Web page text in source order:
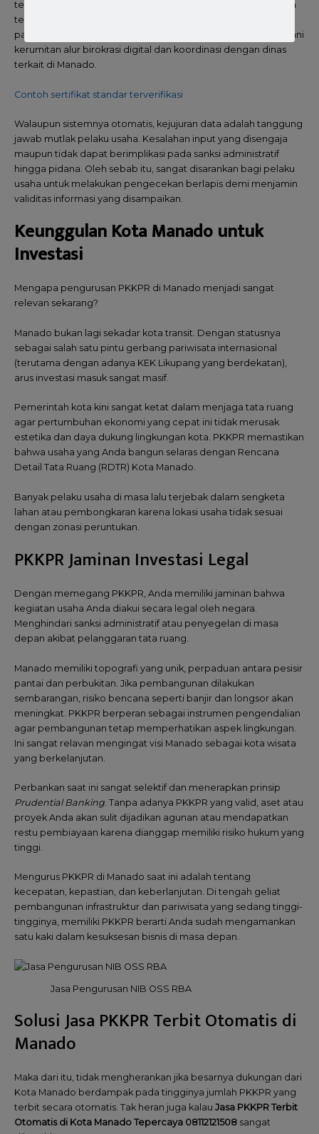
terutama jika muncul notifikasi kesalahan sistem atau kendala
teknis lainnya. Dengan jasa pendampingan, Anda bisa fokus
pada pengembangan bisnis sementara tenaga ahli menangani
kerumitan alur birokrasi digital dan koordinasi dengan dinas
terkait di Manado.
Contoh sertifikat standar terverifikasi
Walaupun sistemnya otomatis, kejujuran data adalah tanggung
jawab mutlak pelaku usaha. Kesalahan input yang disengaja
maupun tidak dapat berimplikasi pada sanksi administratif
hingga pidana. Oleh sebab itu, sangat disarankan bagi pelaku
usaha untuk melakukan pengecekan berlapis demi menjamin
validitas informasi yang disampaikan.
Keunggulan Kota Manado untuk
Investasi
Mengapa pengurusan PKKPR di Manado menjadi sangat
relevan sekarang?
Manado bukan lagi sekadar kota transit. Dengan statusnya
sebagai salah satu pintu gerbang pariwisata internasional
(terutama dengan adanya KEK Likupang yang berdekatan),
arus investasi masuk sangat masif.
Pemerintah kota kini sangat ketat dalam menjaga tata ruang
agar pertumbuhan ekonomi yang cepat ini tidak merusak
estetika dan daya dukung lingkungan kota. PKKPR memastikan
bahwa usaha yang Anda bangun selaras dengan Rencana
Detail Tata Ruang (RDTR) Kota Manado.
Banyak pelaku usaha di masa lalu terjebak dalam sengketa
lahan atau pembongkaran karena lokasi usaha tidak sesuai
dengan zonasi peruntukan.
PKKPR Jaminan Investasi Legal
Dengan memegang PKKPR, Anda memiliki jaminan bahwa
kegiatan usaha Anda diakui secara legal oleh negara.
Menghindari sanksi administratif atau penyegelan di masa
depan akibat pelanggaran tata ruang.
Manado memiliki topografi yang unik, perpaduan antara pesisir
pantai dan perbukitan. Jika pembangunan dilakukan
sembarangan, risiko bencana seperti banjir dan longsor akan
meningkat. PKKPR berperan sebagai instrumen pengendalian
agar pembangunan tetap memperhatikan aspek lingkungan.
Ini sangat relavan mengingat visi Manado sebagai kota wisata
yang berkelanjutan.
Perbankan saat ini sangat selektif dan menerapkan prinsip
Prudential Banking . Tanpa adanya PKKPR yang valid, aset atau
proyek Anda akan sulit dijadikan agunan atau mendapatkan
restu pembiayaan karena dianggap memiliki risiko hukum yang
tinggi.
Mengurus PKKPR di Manado saat ini adalah tentang
kecepatan, kepastian, dan keberlanjutan. Di tengah geliat
pembangunan infrastruktur dan pariwisata yang sedang tinggi-
tingginya, memiliki PKKPR berarti Anda sudah mengamankan
satu kaki dalam kesuksesan bisnis di masa depan.
Jasa Pengurusan NIB OSS RBA
Solusi Jasa PKKPR Terbit Otomatis di
Manado
Maka dari itu, tidak mengherankan jika besarnya dukungan dari
Kota Manado berdampak pada tingginya jumlah PKKPR yang
terbit secara otomatis. Tak heran juga kalau Jasa PKKPR Terbit
Otomatis di Kota Manado Tepercaya 08112121508 sangat